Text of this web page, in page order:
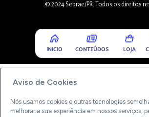
© 2024 Sebrae/PR. Todos os direitos
INICIO CONTEÚDOS LOJA
Aviso de Cookies
Nós usamos cookies e outras tecnologias
melhorar a sua experiência em nossos serviços,